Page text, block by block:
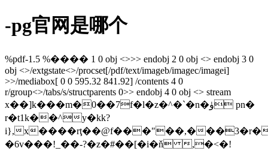
-pg官网是哪个
%pdf-1.5 %���� 1 0 obj <>>> endobj 2 0 obj <> endobj 3 0
obj <>/extgstate<>/procset[/pdf/text/imageb/imagec/imagei]
>>/mediabox[ 0 0 595.32 841.92] /contents 4 0
r/group<>/tabs/s/structparents 0>> endobj 4 0 obj <> stream
x��]k���m�0��7f�l�z�^�`�n�ۈ pn�
r�t1k��^y�kk?
i},x����rţ��@f���"��,���3�r�
�6v���!_��-?�z�#��[�i�ň ,�<�!